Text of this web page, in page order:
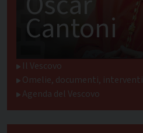
Cantoni
Il Vescovo
Omelie, documenti, interventi
Agenda del Vescovo